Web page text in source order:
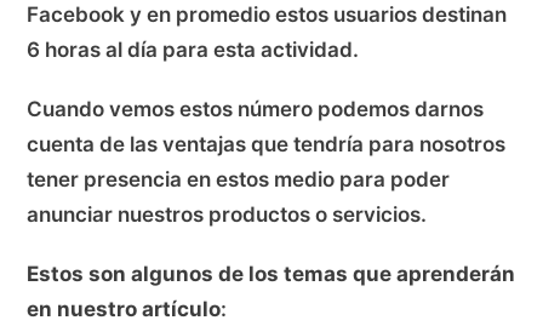
Facebook y en promedio estos usuarios destinan
6 horas al día para esta actividad.
Cuando vemos estos número podemos darnos
cuenta de las ventajas que tendría para nosotros
tener presencia en estos medio para poder
anunciar nuestros productos o servicios.
Estos son algunos de los temas que aprenderán
en nuestro artículo: